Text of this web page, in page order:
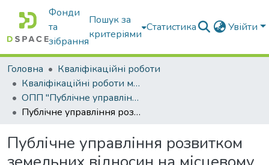
Фонди
та
зібрання
Пошук за
критеріями
Статистика Увійти
Головна
Кваліфікаційні роботи
Кваліфікаційні роботи магістрів
ОПП "Публічне управління та адміністрування"
Публічне управління розвитком земельних відносин на місцевому рівні
Публічне управління розвитком